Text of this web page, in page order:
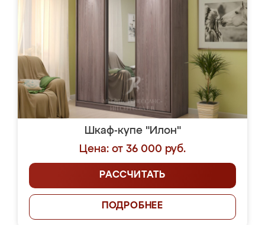
Шкаф-купе "Илон"
Цена: от 36 000 руб.
РАССЧИТАТЬ
ПОДРОБНЕЕ